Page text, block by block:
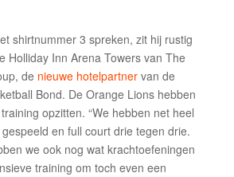
shirtnummer 3 spreken, zit hij rustig
Holliday Inn Arena Towers van The
de nieuwe hotelpartnervan de
Bond. De Orange Lions hebben
opzitten. “We hebben net heel
en full court drie tegen drie.
we ook nog wat krachtoefeningen
training om toch even een